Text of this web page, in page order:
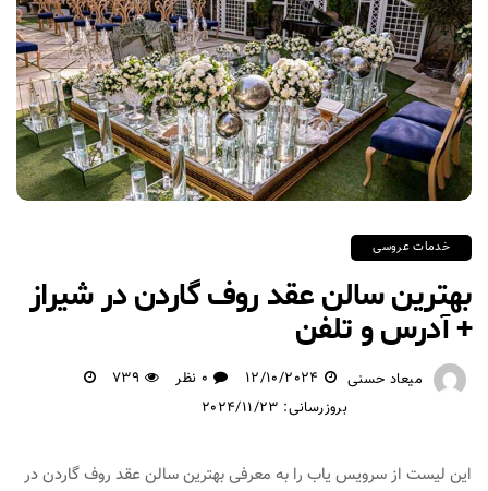
خدمات عروسی
بهترین سالن عقد روف گاردن در شیراز
+ آدرس و تلفن
میعاد حسنی 12/10/2024 0 نظر
739
بروزرسانی: 2024/11/23
این لیست از سرویس یاب را به معرفی بهترین سالن عقد روف گاردن در